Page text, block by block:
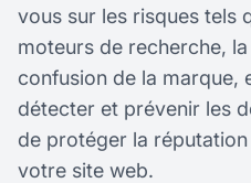
vous sur les risques tels
moteurs de recherche,
confusion de la marque,
détecter et prévenir les
de protéger la
votre site web.